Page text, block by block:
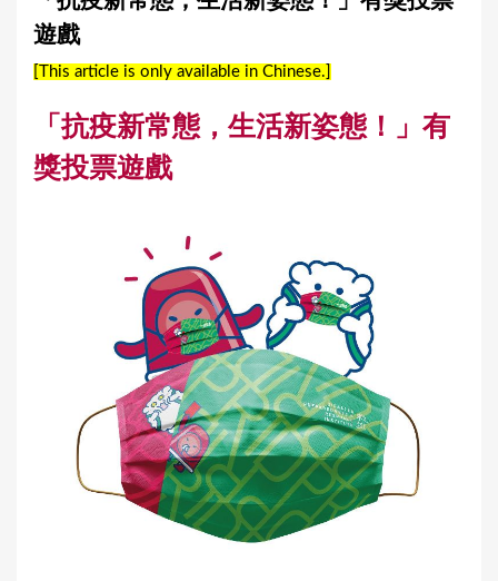
遊戲
[This article is only available in Chinese.]
「抗疫新常態，生活新姿態！」有
獎投票遊戲